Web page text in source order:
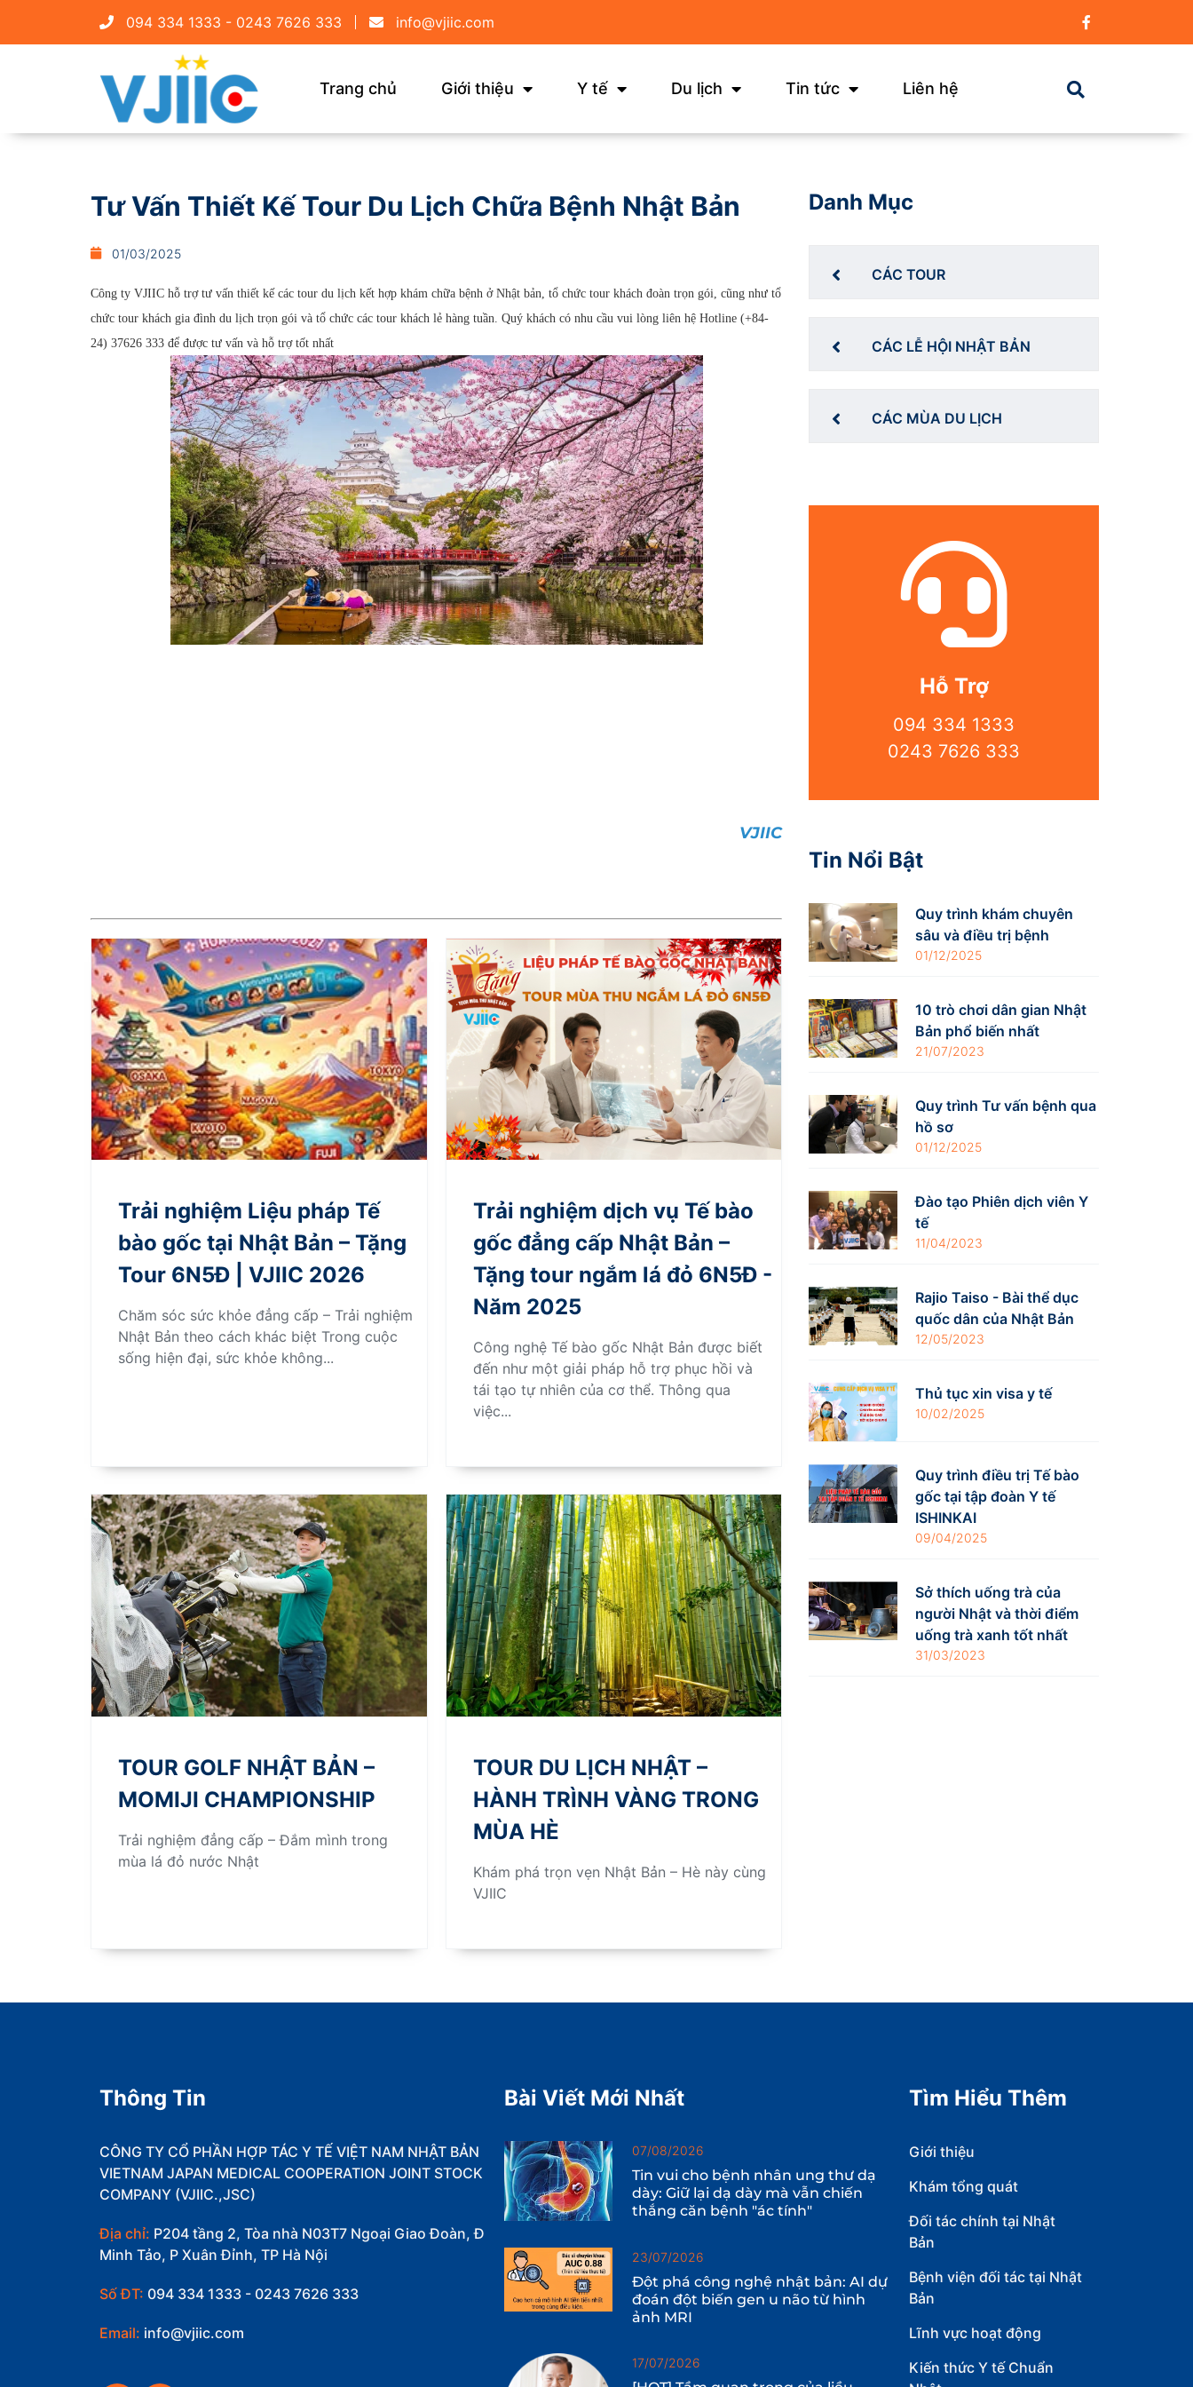
094 334 1333 - 0243 7626 333 info@vjiic.com
Trang chủ Giới thiệu Y tế Du lịch Tin tức Liên hệ
Tư Vấn Thiết Kế Tour Du Lịch Chữa Bệnh Nhật Bản
01/03/2025
Công ty VJIIC hỗ trợ tư vấn thiết kế các tour du lịch kết hợp khám chữa bệnh ở Nhật bản, tổ chức tour khách đoàn trọn gói, cũng như tổ
chức tour khách gia đình du lịch trọn gói và tổ chức các tour khách lẻ hàng tuần. Quý khách có nhu cầu vui lòng liên hệ Hotline (+84-
24) 37626 333 để được tư vấn và hỗ trợ tốt nhất
VJIIC
Trải nghiệm Liệu pháp Tế
bào gốc tại Nhật Bản – Tặng
Tour 6N5Đ | VJIIC 2026
Chăm sóc sức khỏe đẳng cấp – Trải nghiệm
Nhật Bản theo cách khác biệt Trong cuộc
sống hiện đại, sức khỏe không...
Trải nghiệm dịch vụ Tế bào
gốc đẳng cấp Nhật Bản –
Tặng tour ngắm lá đỏ 6N5Đ -
Năm 2025
Công nghệ Tế bào gốc Nhật Bản được biết
đến như một giải pháp hỗ trợ phục hồi và
tái tạo tự nhiên của cơ thể. Thông qua
việc...
TOUR GOLF NHẬT BẢN –
MOMIJI CHAMPIONSHIP
Trải nghiệm đẳng cấp – Đắm mình trong
mùa lá đỏ nước Nhật
TOUR DU LỊCH NHẬT –
HÀNH TRÌNH VÀNG TRONG
MÙA HÈ
Khám phá trọn vẹn Nhật Bản – Hè này cùng
VJIIC
Danh Mục
CÁC TOUR
CÁC LỄ HỘI NHẬT BẢN
CÁC MÙA DU LỊCH
Hỗ Trợ
094 334 1333
0243 7626 333
Tin Nổi Bật
Quy trình khám chuyên
sâu và điều trị bệnh
01/12/2025
10 trò chơi dân gian Nhật
Bản phổ biến nhất
21/07/2023
Quy trình Tư vấn bệnh qua
hồ sơ
01/12/2025
Đào tạo Phiên dịch viên Y
tế
11/04/2023
Rajio Taiso - Bài thể dục
quốc dân của Nhật Bản
12/05/2023
Thủ tục xin visa y tế
10/02/2025
Quy trình điều trị Tế bào
gốc tại tập đoàn Y tế
ISHINKAI
09/04/2025
Sở thích uống trà của
người Nhật và thời điểm
uống trà xanh tốt nhất
31/03/2023
Thông Tin
CÔNG TY CỔ PHẦN HỢP TÁC Y TẾ VIỆT NAM NHẬT BẢN
VIETNAM JAPAN MEDICAL COOPERATION JOINT STOCK
COMPANY (VJIIC.,JSC)
Địa chỉ: P204 tầng 2, Tòa nhà N03T7 Ngoại Giao Đoàn, Đ
Minh Tảo, P Xuân Đỉnh, TP Hà Nội
Số ĐT: 094 334 1333 - 0243 7626 333
Email: info@vjiic.com
Bài Viết Mới Nhất
07/08/2026
Tin vui cho bệnh nhân ung thư dạ
dày: Giữ lại dạ dày mà vẫn chiến
thắng căn bệnh "ác tính"
23/07/2026
Đột phá công nghệ nhật bản: AI dự
đoán đột biến gen u não từ hình
ảnh MRI
17/07/2026
Tìm Hiểu Thêm
Giới thiệu
Khám tổng quát
Đối tác chính tại Nhật
Bản
Bệnh viện đối tác tại Nhật
Bản
Lĩnh vực hoạt động
Kiến thức Y tế Chuẩn